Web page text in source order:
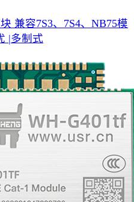
兼容7S3、7S4、NB75模
|多制式